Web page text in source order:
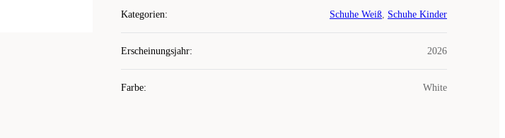
Kategorien: Schuhe Weiß, Schuhe Kinder
Erscheinungsjahr: 2026
Farbe: White